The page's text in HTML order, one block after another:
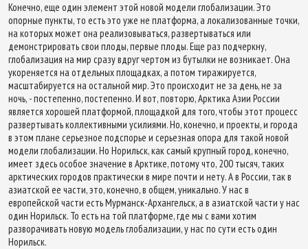
Конечно, еще один элемент этой новой модели глобализации. Это
опорные пункты, то есть это уже не платформа, а локализованные точки,
на которых может она реализовываться, развертываться или
демонстрировать свои плоды, первые плоды. Еще раз подчеркну,
глобализация на мир сразу вдруг чертом из бутылки не возникает. Она
укореняется на отдельных площадках, а потом тиражируется,
масштабируется на остальной мир. Это происходит не за день, не за
ночь, - постепенно, постепенно. И вот, повторю, Арктика Азии России
является хорошей платформой, площадкой для того, чтобы этот процесс
развертывать коллективными усилиями. Но, конечно, и проекты, и города
в этом плане серьезное подспорье и серьезная опора для такой новой
модели глобализации. Но Норильск, как самый крупный город, конечно,
имеет здесь особое значение в Арктике, потому что, 200 тысяч, таких
арктических городов практически в мире почти и нету. А в России, так в
азиатской ее части, это, конечно, в общем, уникально. У нас в
европейской части есть Мурманск-Архангельск, а в азиатской части у нас
один Норильск. То есть на той платформе, где мы с вами хотим
разворачивать новую модель глобализации, у нас по сути есть один
Норильск.